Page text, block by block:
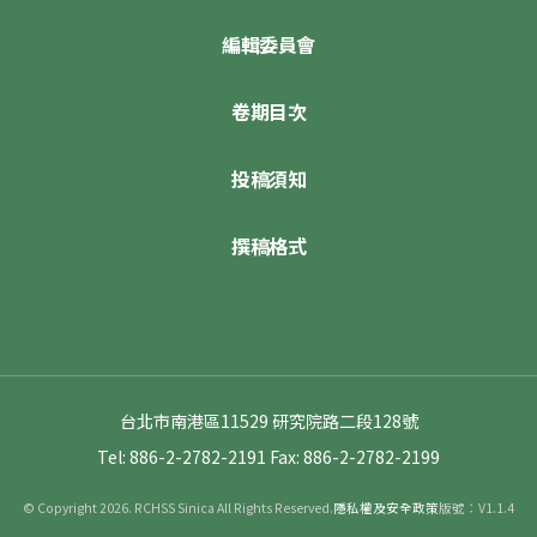
編輯委員會
卷期目次
投稿須知
撰稿格式
台北市南港區11529 研究院路二段128號
Tel: 886-2-2782-2191 Fax: 886-2-2782-2199
© Copyright 2026. RCHSS Sinica All Rights Reserved.隱私權及安全政策版號：V1.1.4